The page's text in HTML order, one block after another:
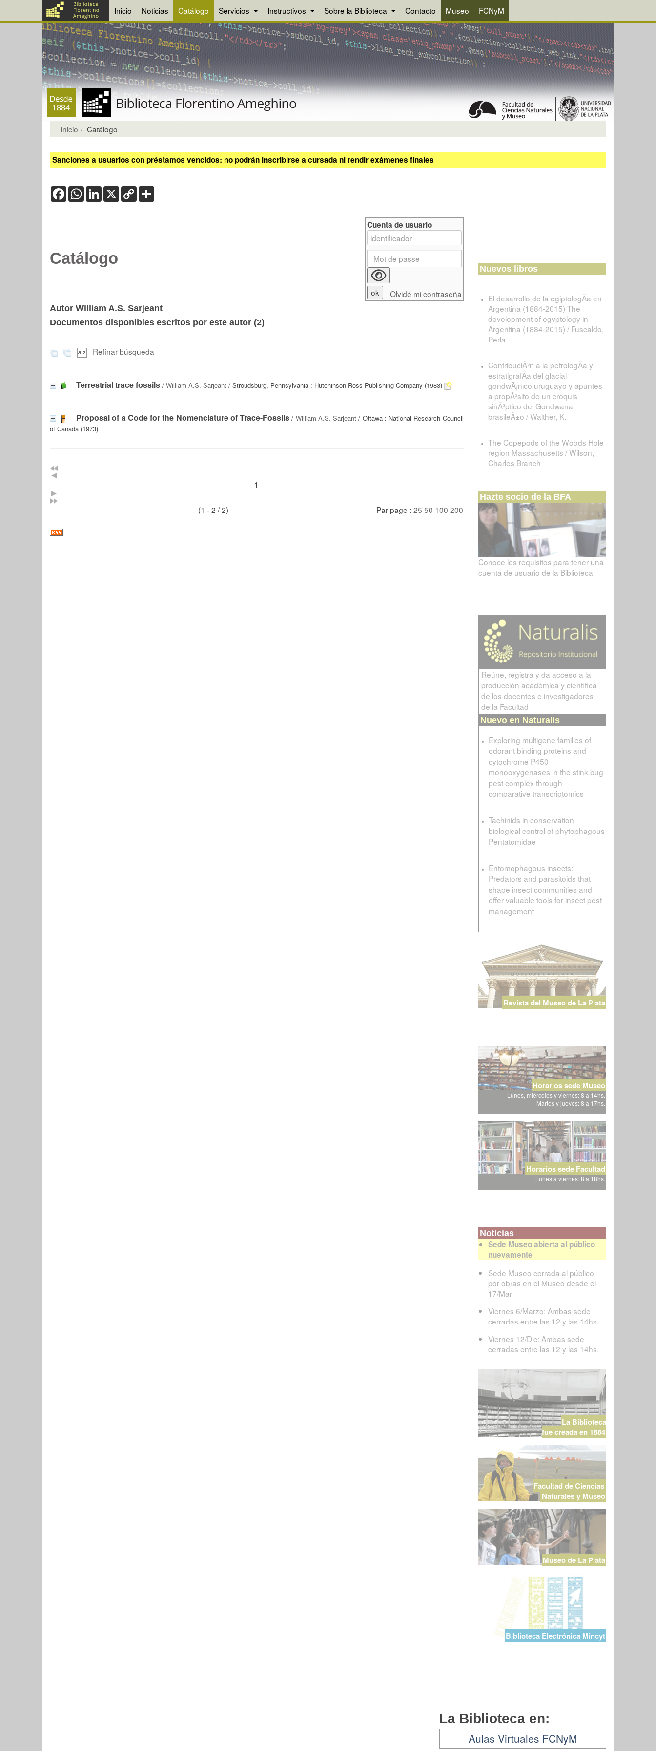
Inicio Noticias Catálogo Servicios Instructivos Sobre la Biblioteca Contacto Museo FCNyM
Inicio Catálogo
Sanciones a usuarios con préstamos vencidos: no podrán inscribirse a cursada ni rendir exámenes finales
FacebookWhatsApp
LinkedIn
X Copy
Link
Catálogo
Autor William A.S. Sarjeant
Documentos disponibles escritos por este autor (2)
Refinar búsqueda
Terrestrial trace fossils / William A.S. Sarjeant / Stroudsburg, Pennsylvania : Hutchinson Ross Publishing Company (1983)
Proposal of a Code for the Nomenclature of Trace-Fossils / William A.S. Sarjeant / Ottawa : National Research Council
of Canada (1973)
1
(1 - 2 / 2) Par page : 25 50 100 200
Cuenta de usuario
Olvidé mi contraseña
Nuevos libros
El desarrollo de la egiptologÃ­a en
Argentina (1884-2015) The
development of egyptology in
Argentina (1884-2015) / Fuscaldo,
Perla
ContribuciÃ³n a la petrologÃ­a y
estratigrafÃ­a del glacial
gondwÃ¡nico uruguayo y apuntes
a propÃ³sito de un croquis
sinÃ³ptico del Gondwana
brasileÃ±o / Walther, K.
The Copepods of the Woods Hole
region Massachusetts / Wilson,
Charles Branch
Hazte socio de la BFA
Conoce los requisitos para tener una
cuenta de usuario de la Biblioteca.
Reúne, registra y da acceso a la
producción académica y científica
de los docentes e investigadores
de la Facultad
Nuevo en Naturalis
Exploring multigene families of
odorant binding proteins and
cytochrome P450
monooxygenases in the stink bug
pest complex through
comparative transcriptomics
Tachinids in conservation
biological control of phytophagous
Pentatomidae
Entomophagous insects:
Predators and parasitoids that
shape insect communities and
offer valuable tools for insect pest
management
Revista del Museo de La Plata
Horarios sede Museo
Lunes, miércoles y viernes: 8 a 14hs.
Martes y jueves: 8 a 17hs.
Horarios sede Facultad
Lunes a viernes: 8 a 18hs.
Noticias
Sede Museo abierta al público
nuevamente
Sede Museo cerrada al público
por obras en el Museo desde el
17/Mar
Viernes 6/Marzo: Ambas sede
cerradas entre las 12 y las 14hs.
Viernes 12/Dic: Ambas sede
cerradas entre las 12 y las 14hs.
La Biblioteca
fue creada en 1884
Facultad de Ciencias
Naturales y Museo
Museo de La Plata
Biblioteca Electrónica Mincyt
La Biblioteca en:
Aulas Virtuales FCNyM